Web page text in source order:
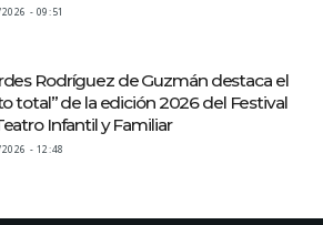
- 09:51
Rodríguez de Guzmán destaca el
total” de la edición 2026 del Festival
Infantil y Familiar
- 12:48